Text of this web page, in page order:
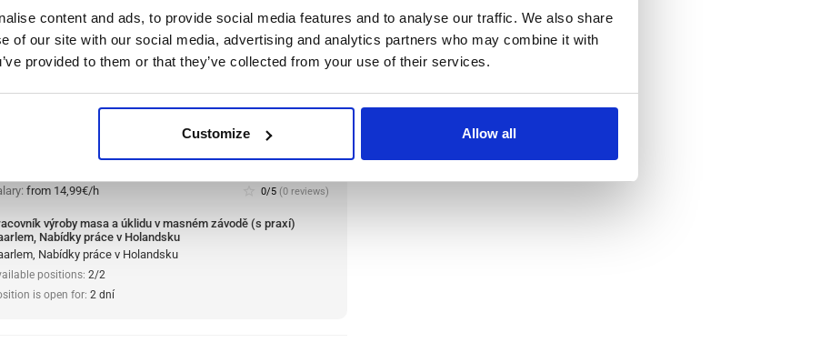
content and ads, to provide social media features and to analyse our traffic. We also share
of our site with our social media, advertising and analytics partners who may combine it with
provided to them or that they’ve collected from your use of their services.
Customize Allow all
a úklidu v masném závodě (s
práce v Holandsku
společnosti a jednomu z největších
výroby masa a úklidu. Společnost je známá
inovací a důrazem na kvalitu.Přečíst více
from 14,99€/h 0/5 (0 reviews)
výroby masa a úklidu v masném závodě (s praxí)
Nabídky práce v Holandsku
Nabídky práce v Holandsku
positions: 2/2
is open for: 2 dní